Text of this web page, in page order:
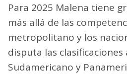
Para 2025 Malena tiene
más allá de las
metropolitano y los
disputa las
Sudamericano y